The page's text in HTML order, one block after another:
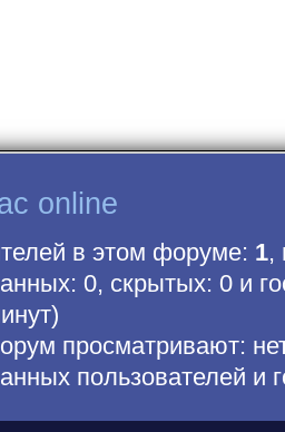
online
в этом форуме: 1,
0, скрытых: 0 и
просматривают:
пользователей и